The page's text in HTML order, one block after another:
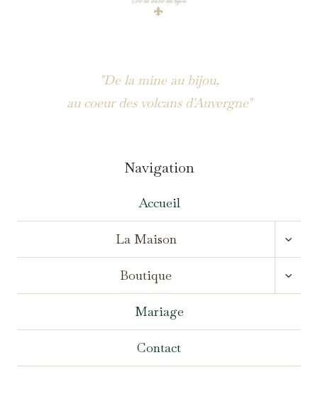
"De la mine au bijou,
au coeur des volcans d'Auvergne"
Navigation
Accueil
La Maison
MENU
Boutique
MENU
Mariage
Contact